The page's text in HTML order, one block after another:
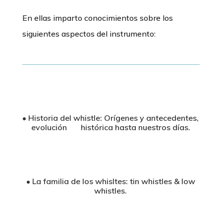
En ellas imparto conocimientos sobre los
siguientes aspectos del instrumento:
• Historia del whistle: Orígenes y antecedentes,
evolución histórica hasta nuestros días.
• La familia de los whisltes: tin whistles & low
whistles.